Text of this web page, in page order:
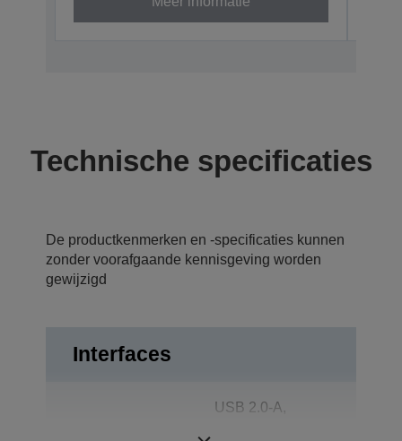
Technische specificaties
De productkenmerken en -specificaties kunnen
zonder voorafgaande kennisgeving worden
gewijzigd
Interfaces
USB 2.0-A,